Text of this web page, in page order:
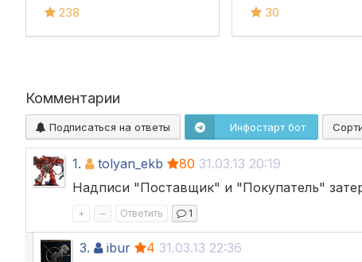
238
путевых листов
30
Комментарии
Подписаться на ответы Инфостарт бот
1. tolyan_ekb 80 31.03.13 20:19
Надписи "Поставщик" и "Покупатель"
+ – Ответить 1
3. ibur 4 31.03.13 22:36